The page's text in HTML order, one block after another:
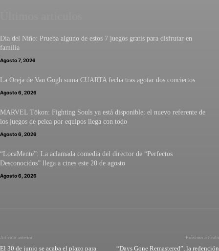
Día del Niño: Prueba alguno de estos 7 juegos gratis para disfrutar en
familia
Agosto 7, 2026
La Oreja de Van Gogh suma CUARTA fecha tras agotar dos conciertos
Agosto 6, 2026
MARVEL Tōkon: Fighting Souls ya está disponible: el nuevo referente de
los juegos de pelea por equipos llega con todo
Agosto 6, 2026
“LocaMente”: La aclamada comedia del director de “Perfectos
Desconocidos” llega a cines este 20 de agosto
Agosto 6, 2026
Artículo anterior
El 30 de junio se acaba el plazo para
Próximo artículo
“Days Gone Remastered”, la redención